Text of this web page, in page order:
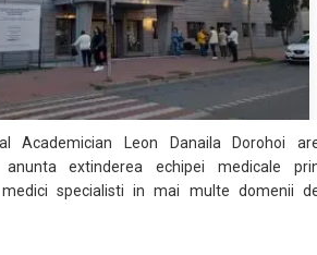
Academician Leon Danaila Dorohoi
extinderea echipei medicale
specialisti in mai multe domenii